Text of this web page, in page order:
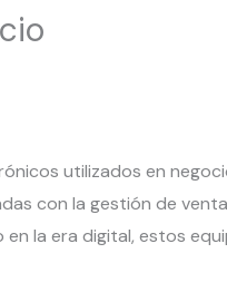
utilizados en
con la gestión de
la era digital, estos